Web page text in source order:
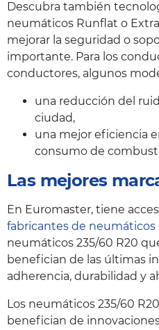
Descubra también
neumáticos Runflat o
mejorar la seguridad o
importante. Para los
conductores, algunos
una reducción del
ciudad,
una mejor eficiencia
consumo de
Las mejores
En Euromaster, tiene
fabricantes de neumáticos
neumáticos 235/60 R20
benefician de las últimas
adherencia, durabilidad y
Los neumáticos 235/60
benefician de